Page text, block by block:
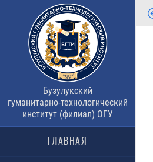
Бузулукский
гуманитарно-технологический
институт (филиал) ОГУ
ГЛАВНАЯ